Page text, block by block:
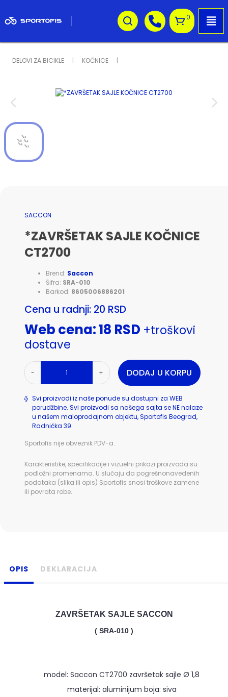
0
DELOVI ZA BICIKLE KOČNICE
SACCON
*ZAVRŠETAK SAJLE KOČNICE
CT2700
Brend: Saccon
Šifra: SRA-010
Barkod: 8605006886201
Cena u radnji: 20 RSD
Web cena: 18 RSD +troškovi
dostave
- + DODAJ U KORPU
Svi proizvodi iz naše ponude su dostupni za WEB
porudžbine. Svi proizvodi sa našega sajta se NE nalaze
u našem maloprodajnom objektu, Sportofis Beograd,
Radnička 39.
Sportofis nije obveznik PDV-a.
Karakteristike, specifikacije i vizuelni prikazi proizvoda su
podložni promenama. U slučaju da pogrešnonavedenih
podataka (slika ili opis) Sportofis snosi troškove zamene
ili povrata robe.
OPIS DEKLARACIJA
ZAVRŠETAK SAJLE SACCON
( SRA-010 )
model: Saccon CT2700 završetak sajle Ø 1,8
materijal: aluminijum boja: siva